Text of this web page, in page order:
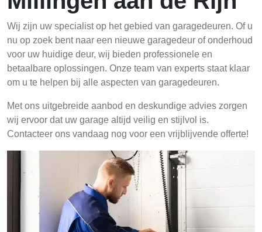
Wij zijn uw specialist op het gebied van garagedeuren. Of u
nu op zoek bent naar een nieuwe garagedeur of onderhoud
voor uw huidige deur, wij bieden professionele en
betaalbare oplossingen. Onze team van experts staat klaar
om u te helpen bij alle aspecten van garagedeuren.
Met ons uitgebreide aanbod en deskundige advies zorgen
wij ervoor dat uw garage altijd veilig en stijlvol is.
Contacteer ons vandaag nog voor een vrijblijvende offerte!